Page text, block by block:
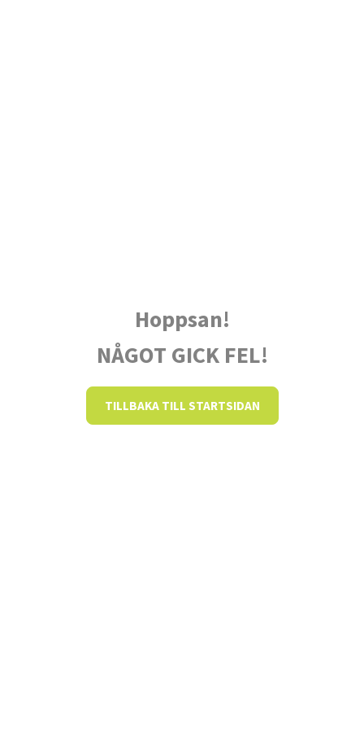
Hoppsan!
NÅGOT GICK FEL!
TILLBAKA TILL STARTSIDAN